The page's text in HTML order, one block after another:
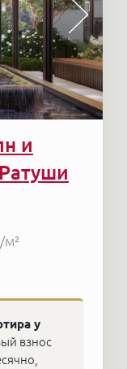
и
/м²
у
взнос